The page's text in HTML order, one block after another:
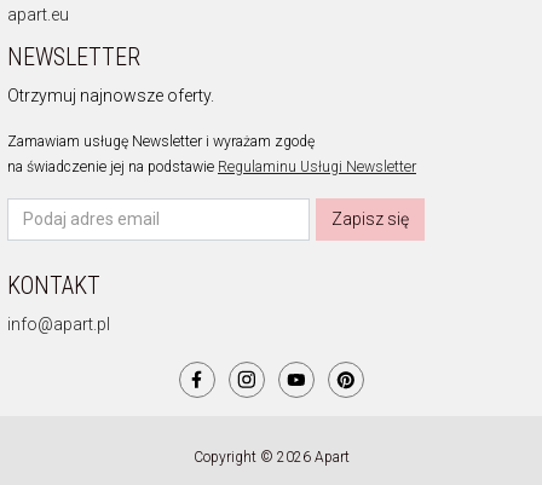
apart.eu
NEWSLETTER
Otrzymuj najnowsze oferty.
Zamawiam usługę Newsletter i wyrażam zgodę
na świadczenie jej na podstawie Regulaminu Usługi Newsletter
Zapisz się
KONTAKT
info@apart.pl
Copyright © 2026 Apart